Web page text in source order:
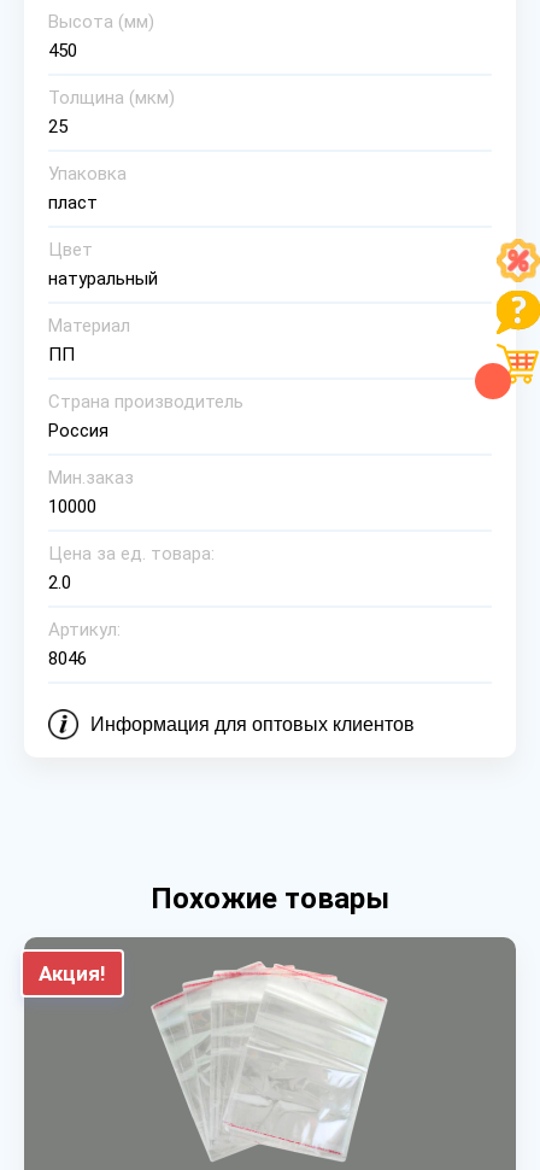
Высота (мм)
450
Толщина (мкм)
25
Упаковка
пласт
Цвет
натуральный
Материал
ПП
Страна производитель
Россия
Мин.заказ
10000
Цена за ед. товара:
2.0
Артикул:
8046
Информация для оптовых клиентов
Похожие товары
Акция!